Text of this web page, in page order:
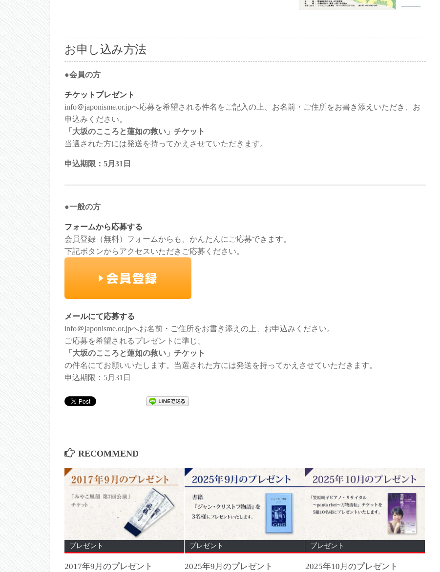
お申し込み方法
●会員の方
チケットプレゼント
info＠japonisme.or.jpへ応募を希望される件名をご記入の上、お名前・ご住所をお書き添えいただき、お
申込みください。
「大坂のこころと蓮如の救い」チケット
当選された方には発送を持ってかえさせていただきます。
申込期限：5月31日
●一般の方
フォームから応募する
会員登録（無料）フォームからも、かんたんにご応募できます。
下記ボタンからアクセスいただきご応募ください。
メールにて応募する
info＠japonisme.or.jpへお名前・ご住所をお書き添えの上、お申込みください。
ご応募を希望されるプレゼントに準じ、
「大坂のこころと蓮如の救い」チケット
の件名にてお願いいたします。当選された方には発送を持ってかえさせていただきます。
申込期限：5月31日
RECOMMEND
プレゼント
2017年9月のプレゼント
プレゼント
2025年9月のプレゼント
プレゼント
2025年10月のプレゼント